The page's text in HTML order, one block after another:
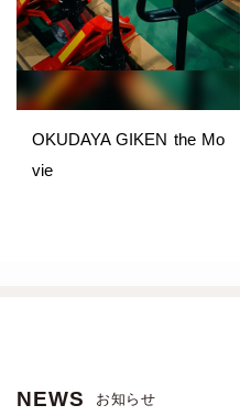
OKUDAYA GIKEN the Mo
vie
NEWS お知らせ